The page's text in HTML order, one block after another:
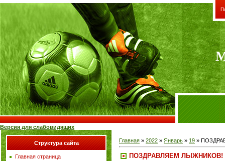
Версия для слабовидящих
Структура сайта
Главная страница
Главная » 2022 » Январь » 19 »
ПОЗДРАВЛЯЕМ ЛЫЖНИКОВ!